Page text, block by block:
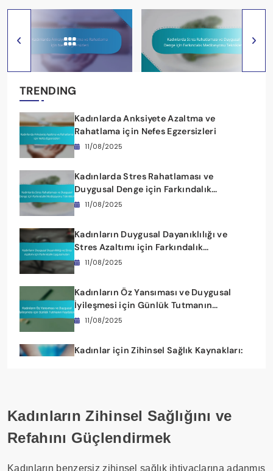
TRENDING
Kadınlarda Anksiyete Azaltma ve
Rahatlama için Nefes Egzersizleri
11/08/2025
Kadınlarda Stres Rahatlaması ve
Duygusal Denge için Farkındalık
Meditasyonu Teknikleri
11/08/2025
Kadınların Duygusal Dayanıklılığı ve
Stres Azaltımı için Farkındalık
Uygulamaları
11/08/2025
Kadınların Öz Yansıması ve Duygusal
İyileşmesi için Günlük Tutmanın
Faydaları
11/08/2025
Kadınlar için Zihinsel Sağlık Kaynakları:
Kadınların Zihinsel Sağlığını ve
Refahını Güçlendirmek
Kadınların benzersiz zihinsel sağlık ihtiyaçlarına adanmış